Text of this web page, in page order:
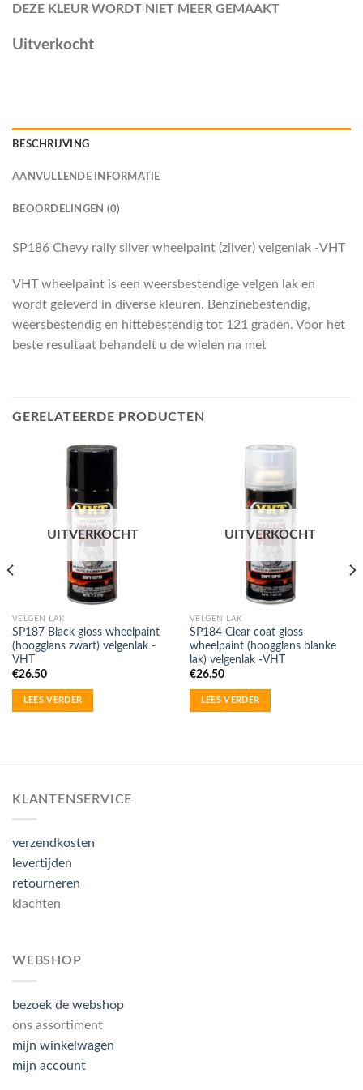
DEZE KLEUR WORDT NIET MEER GEMAAKT
Uitverkocht
BESCHRIJVING
AANVULLENDE INFORMATIE
BEOORDELINGEN (0)
SP186 Chevy rally silver wheelpaint (zilver) velgenlak -VHT
VHT wheelpaint is een weersbestendige velgen lak en
wordt geleverd in diverse kleuren. Benzinebestendig,
weersbestendig en hittebestendig tot 121 graden. Voor het
beste resultaat behandelt u de wielen na met
GERELATEERDE PRODUCTEN
UITVERKOCHT
VELGEN LAK
SP187 Black gloss wheelpaint
(hoogglans zwart) velgenlak -
VHT
€26.50
LEES VERDER
UITVERKOCHT
VELGEN LAK
SP184 Clear coat gloss
wheelpaint (hoogglans blanke
lak) velgenlak -VHT
€26.50
LEES VERDER
KLANTENSERVICE
verzendkosten
levertijden
retourneren
klachten
WEBSHOP
bezoek de webshop
ons assortiment
mijn winkelwagen
mijn account